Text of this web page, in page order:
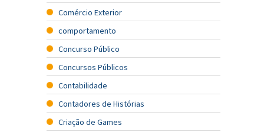
Comércio Exterior
comportamento
Concurso Público
Concursos Públicos
Contabilidade
Contadores de Histórias
Criação de Games